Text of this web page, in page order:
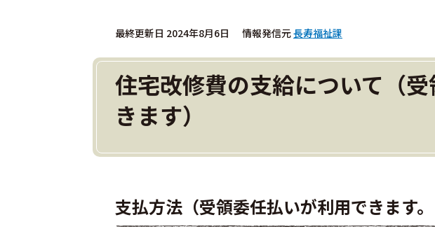
最終更新日 2024年8月6日 情報発信元長寿福祉課
住宅改修費の支給について（
きます）
支払方法（受領委任払いが利用できます。